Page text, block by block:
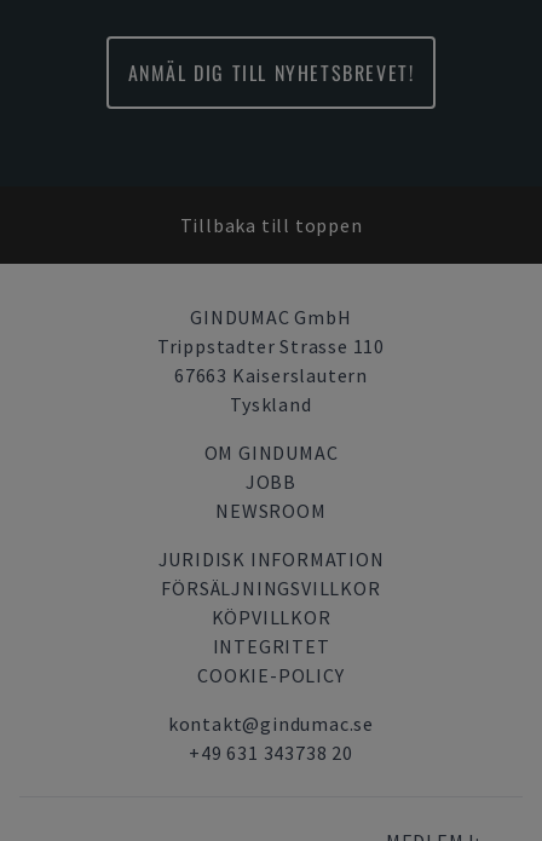
ANMÄL DIG TILL NYHETSBREVET!
Tillbaka till toppen
GINDUMAC GmbH
Trippstadter Strasse 110
67663 Kaiserslautern
Tyskland
OM GINDUMAC
JOBB
NEWSROOM
JURIDISK INFORMATION
FÖRSÄLJNINGSVILLKOR
KÖPVILLKOR
INTEGRITET
COOKIE-POLICY
kontakt@gindumac.se
+49 631 343738 20